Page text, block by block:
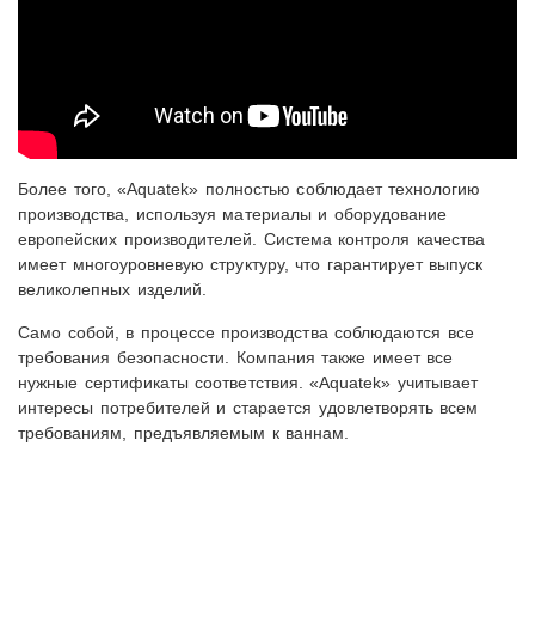
Более того, «Aquatek» полностью соблюдает технологию
производства, используя материалы и оборудование
европейских производителей. Система контроля качества
имеет многоуровневую структуру, что гарантирует выпуск
великолепных изделий.
Само собой, в процессе производства соблюдаются все
требования безопасности. Компания также имеет все
нужные сертификаты соответствия. «Aquatek» учитывает
интересы потребителей и старается удовлетворять всем
требованиям, предъявляемым к ваннам.